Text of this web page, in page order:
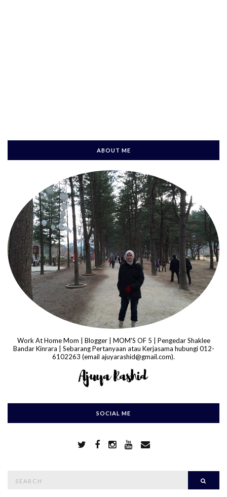
ABOUT ME
Work At Home Mom | Blogger | MOM'S OF 5 | Pengedar Shaklee
Bandar Kinrara | Sebarang Pertanyaan atau Kerjasama hubungi 012-
6102263 (email ajuyarashid@gmail.com).
SOCIAL ME